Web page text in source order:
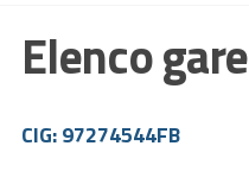
Elenco gare
CIG: 97274544FB